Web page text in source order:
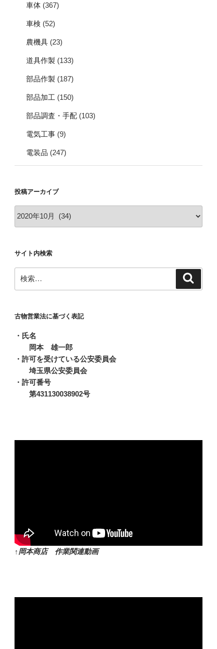
車体 (367)
車検 (52)
農機具 (23)
道具作製 (133)
部品作製 (187)
部品加工 (150)
部品調査・手配 (103)
電気工事 (9)
電装品 (247)
投稿アーカイブ
カ
イ
ブ
サイト内検索
索:
古物営業法に基づく表記
・氏名
岡本 雄一郎
・許可を受けている公安委員会
埼玉県公安委員会
・許可番号
第431130038902号
↑岡本商店 作業関連動画